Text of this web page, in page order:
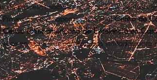
de procesos sociales, con particular énfasis
Proyectos en colaboración con elCentro de
Latinoamericano de Excelencia en
en contextos con recursos limitados